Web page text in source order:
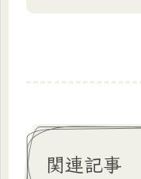
関連記事